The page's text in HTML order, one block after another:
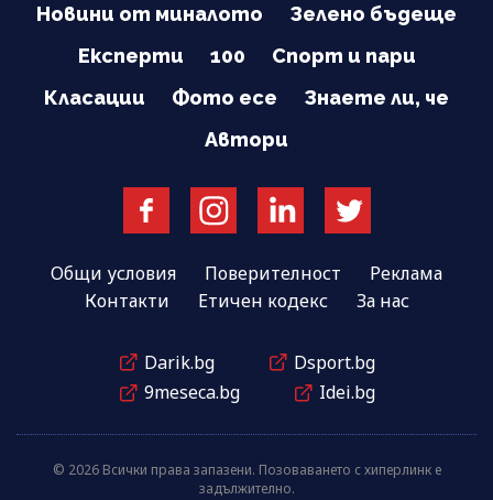
Новини от миналото
Зелено бъдеще
Експерти
100
Спорт и пари
Класации
Фото есе
Знаете ли, че
Автори
Общи условия Поверителност
Реклама
Контакти
Етичен кодекс За нас
Darik.bg
Dsport.bg
9meseca.bg
Idei.bg
© 2026 Всички права запазени. Позоваването с хиперлинк е
задължително.